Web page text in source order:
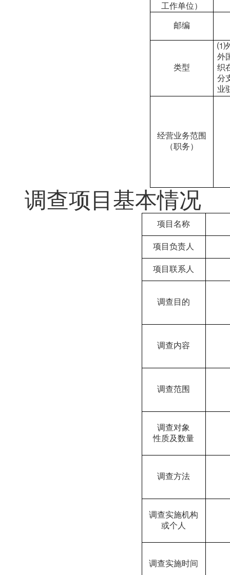
工作单位）
邮编
类型
⑴
外
织
分
业
经营业务范围
（职务）
调查项目基本情况
项目名称
项目负责人
项目联系人
调查目的
调查内容
调查范围
调查对象
性质及数量
调查方法
调查实施机构
或个人
调查实施时间